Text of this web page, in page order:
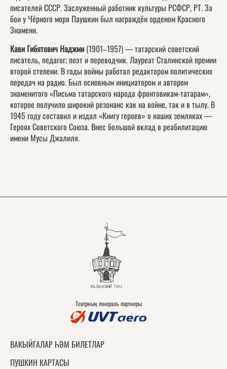
писателей СССР. Заслуженный работник культуры РСФСР, РТ. За
бои у Чёрного моря Паушкин был награждён орденом Красного
Знамени.
Кави Гибятович Наджми (1901–1957) — татарский советский
писатель, педагог; поэт и переводчик. Лауреат Сталинской премии
второй степени. В годы войны работал редактором политических
передач на радио. Был основным инициатором и автором
знаменитого «Письма татарского народа фронтовикам-татарам»,
которое получило широкий резонанс как на войне, так и в тылу. В
1945 году составил и издал «Книгу героев» о наших земляках —
Героях Советского Союза. Внес большой вклад в реабилитацию
имени Мусы Джалиля.
Театрның генераль партнеры
ВАКЫЙГАЛАР ҺӘМ БИЛЕТЛАР
ПУШКИН КАРТАСЫ